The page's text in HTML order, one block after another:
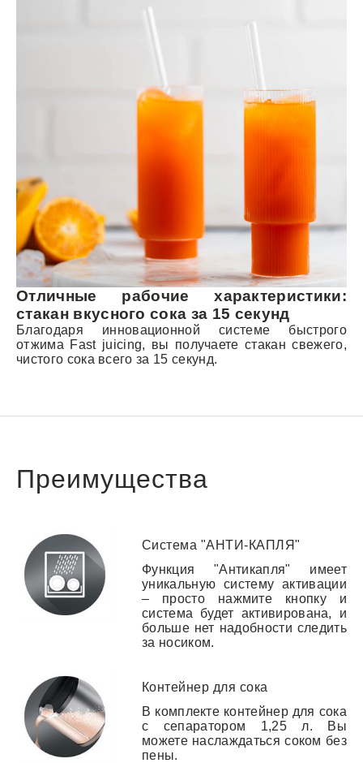
Отличные рабочие характеристики:
стакан вкусного сока за 15 секунд
Благодаря инновационной системе быстрого
отжима Fast juicing, вы получаете стакан свежего,
чистого сока всего за 15 секунд.
Преимущества
Система "АНТИ-КАПЛЯ"
Функция "Антикапля" имеет
уникальную систему активации
– просто нажмите кнопку и
система будет активирована, и
больше нет надобности следить
за носиком.
Контейнер для сока
В комплекте контейнер для сока
с сепаратором 1,25 л. Вы
можете наслаждаться соком без
пены.